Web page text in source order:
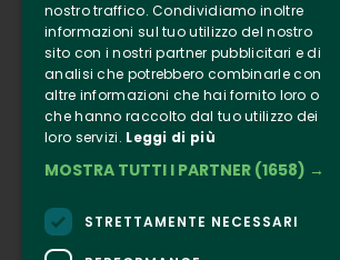
Online ticketing
Clappit
Information
Follow Us
Facebook
nostro traffico. Condividiamo inoltre
informazioni sul tuo utilizzo del nostro
sito con i nostri partner pubblicitari e di
analisi che potrebbero combinarle con
altre informazioni che hai fornito loro o
che hanno raccolto dal tuo utilizzo dei
loro servizi. Leggi di più
MOSTRA TUTTI I PARTNER (1658) →
STRETTAMENTE NECESSARI